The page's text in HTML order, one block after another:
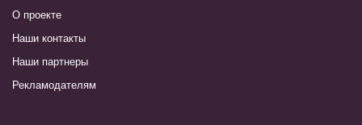
О проекте
Наши контакты
Наши партнеры
Рекламодателям